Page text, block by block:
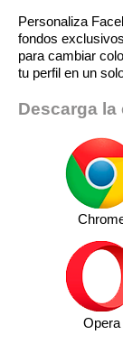
Personaliza
fondos
para cambiar
tu perfil en un
Descarga
Opera